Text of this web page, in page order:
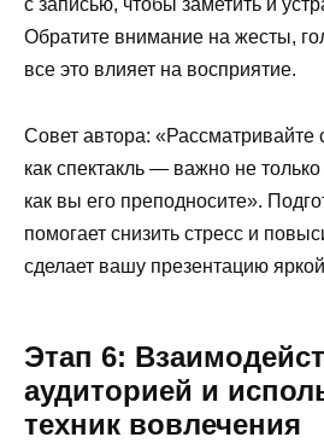
с записью, чтобы заметить и
Обратите внимание на жесты,
все это влияет на восприятие.
Совет автора:
как спектакль — важно не
как вы его преподносите».
помогает снизить стресс и
сделает вашу презентацию
Этап 6:
аудиторией и
техник вовлечения